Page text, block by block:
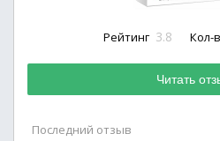
Рейтинг 3.8 Кол-
Читать
Последний отзыв